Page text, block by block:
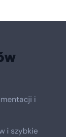
i
i szybkie